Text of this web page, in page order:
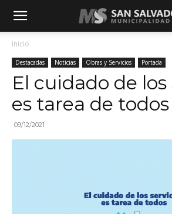
Inicio
Destacadas Noticias Obras y Servicios Portada
El cuidado de
es tarea de todos
09/12/2021